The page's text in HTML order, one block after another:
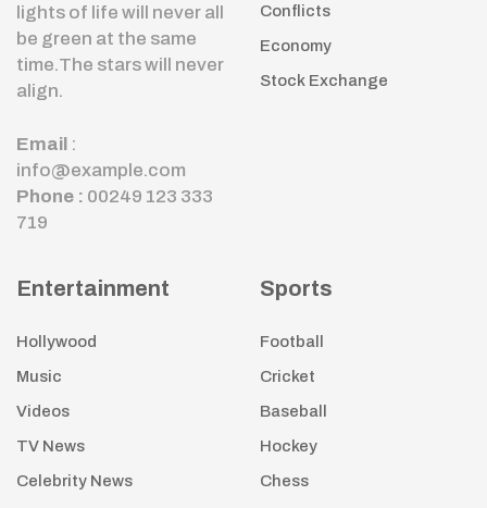
lights of life will never all
be green at the same
time.The stars will never
align.
Email :
info@example.com
Phone : 00249 123 333
719
Conflicts
Economy
Stock Exchange
Entertainment
Hollywood
Music
Videos
TV News
Celebrity News
Sports
Football
Cricket
Baseball
Hockey
Chess